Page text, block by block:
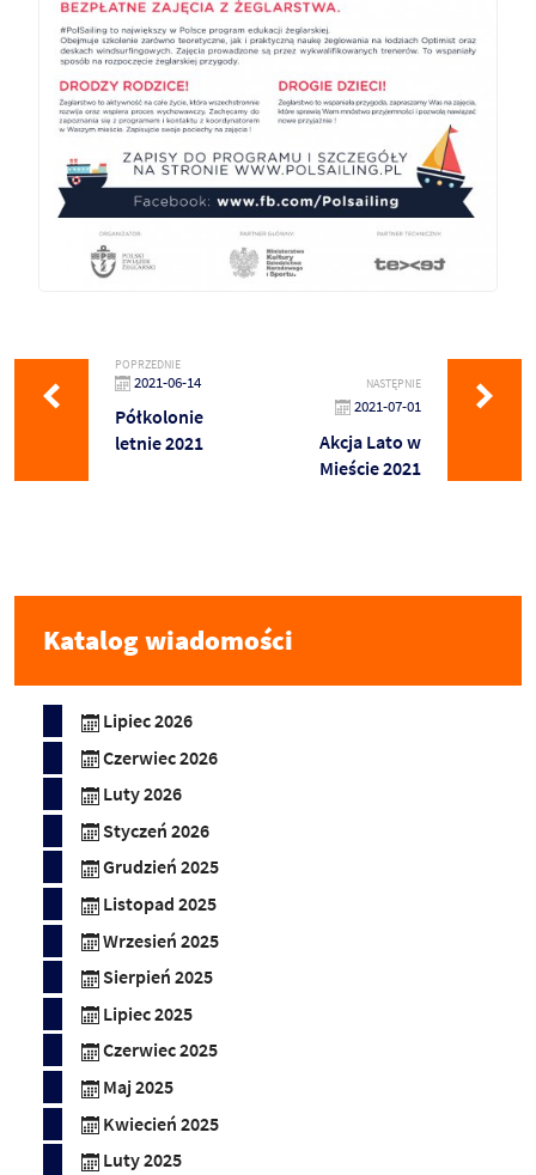
POPRZEDNIE
2021-06-14
Półkolonie
letnie 2021
NASTĘPNIE
2021-07-01
Akcja Lato w
Mieście 2021
Katalog wiadomości
Lipiec 2026
Czerwiec 2026
Luty 2026
Styczeń 2026
Grudzień 2025
Listopad 2025
Wrzesień 2025
Sierpień 2025
Lipiec 2025
Czerwiec 2025
Maj 2025
Kwiecień 2025
Luty 2025